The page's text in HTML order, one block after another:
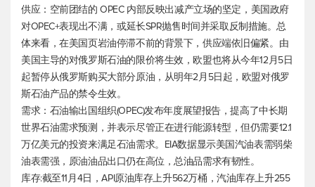
供应：空前团结的 OPEC 内部反映出减产立场的坚定，美国政府
对OPEC+表现出不满，或延长SPR抛售时间并采取反制措施。总
体来看，在美国页岩油停滞不前的背景下，供应端依旧偏紧。由
美国主导的对俄罗斯石油的限价将生效，欧盟也将从今年12月5日
起暂停从俄罗斯购买大部分原油，从明年2月5日起，欧盟对俄罗
斯石油产品的禁令生效。
需求：石油输出国组织(OPEC)发布年度展望报告，提高了中长期
世界石油需求预测，并表示尽管正在进行能源转型，但仍需要12.1
万亿美元的投资来满足石油需求。EIA数据显示美国汽油表需弱柴
油表需强，原油油品出口仍在高位，总油品需求有韧性。
库存:截至11月4日，API原油库存上升562万桶，汽油库存上升255